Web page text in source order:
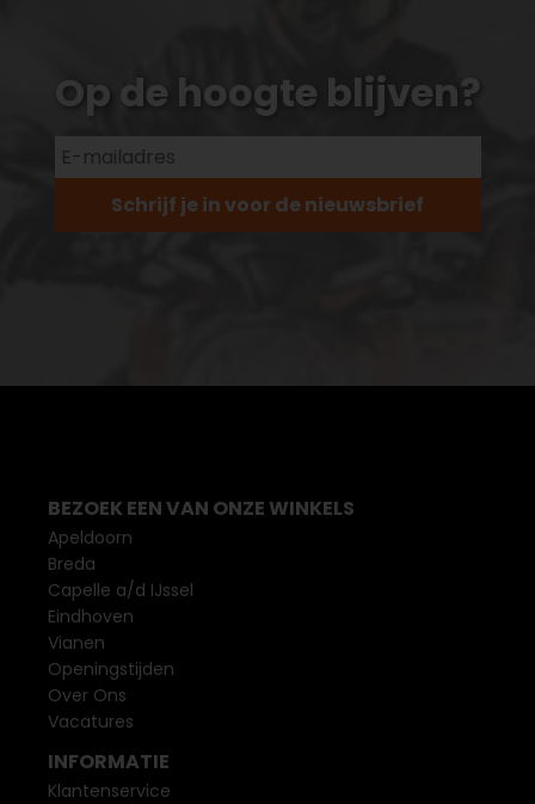
Op de hoogte blijven?
Schrijf je in voor de nieuwsbrief
BEZOEK EEN VAN ONZE WINKELS
Apeldoorn
Breda
Capelle a/d IJssel
Eindhoven
Vianen
Openingstijden
Over Ons
Vacatures
INFORMATIE
Klantenservice